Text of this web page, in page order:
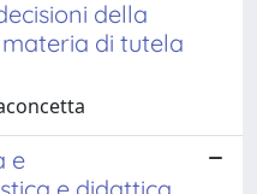
della
di tutela
e